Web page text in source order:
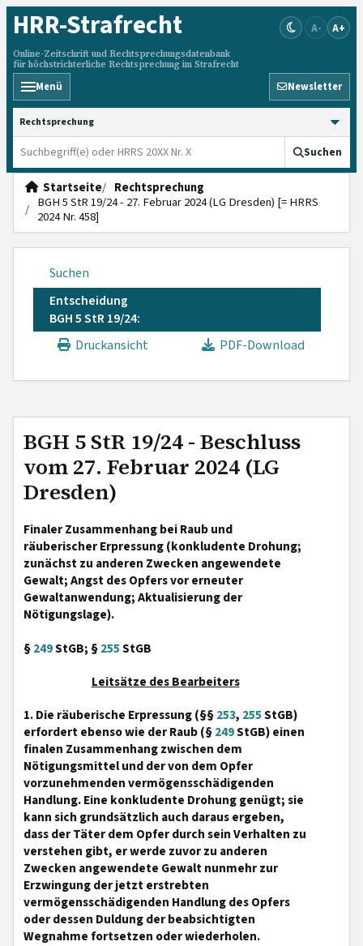
HRR-Strafrecht
Online-Zeitschrift und Rechtsprechungsdatenbank
für höchstrichterliche Rechtsprechung im Strafrecht
A- A+
Menü Newsletter
HRRS durchsuchen
Suchen
Startseite
Rechtsprechung
BGH 5 StR 19/24 - 27. Februar 2024 (LG Dresden) [= HRRS
2024 Nr. 458]
Suchen
Entscheidung
BGH 5 StR 19/24:
Druckansicht
PDF-Download
BGH 5 StR 19/24 - Beschluss
vom 27. Februar 2024 (LG
Dresden)
Finaler Zusammenhang bei Raub und
räuberischer Erpressung (konkludente Drohung;
zunächst zu anderen Zwecken angewendete
Gewalt; Angst des Opfers vor erneuter
Gewaltanwendung; Aktualisierung der
Nötigungslage).
§249StGB; §255StGB
Leitsätze des Bearbeiters
1. Die räuberische Erpressung (§§253, 255StGB)
erfordert ebenso wie der Raub (§249StGB) einen
finalen Zusammenhang zwischen dem
Nötigungsmittel und der von dem Opfer
vorzunehmenden vermögensschädigenden
Handlung. Eine konkludente Drohung genügt; sie
kann sich grundsätzlich auch daraus ergeben,
dass der Täter dem Opfer durch sein Verhalten zu
verstehen gibt, er werde zuvor zu anderen
Zwecken angewendete Gewalt nunmehr zur
Erzwingung der jetzt erstrebten
vermögensschädigenden Handlung des Opfers
oder dessen Duldung der beabsichtigten
Wegnahme fortsetzen oder wiederholen.